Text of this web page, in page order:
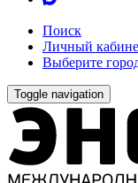
Поиск
Личный
Выберите
Toggle navigation